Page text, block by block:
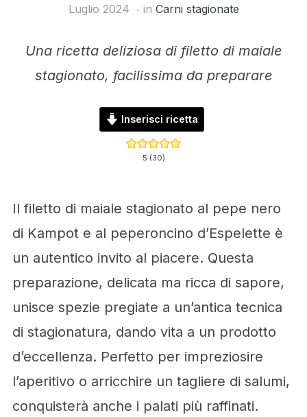
Luglio 2024
in Carni stagionate
Una ricetta deliziosa di filetto di maiale
stagionato, facilissima da preparare
Inserisci ricetta
5 (30)
Il filetto di maiale stagionato al pepe nero
di Kampot e al peperoncino d’Espelette è
un autentico invito al piacere. Questa
preparazione, delicata ma ricca di sapore,
unisce spezie pregiate a un’antica tecnica
di stagionatura, dando vita a un prodotto
d’eccellenza. Perfetto per impreziosire
l’aperitivo o arricchire un tagliere di salumi,
conquisterà anche i palati più raffinati.